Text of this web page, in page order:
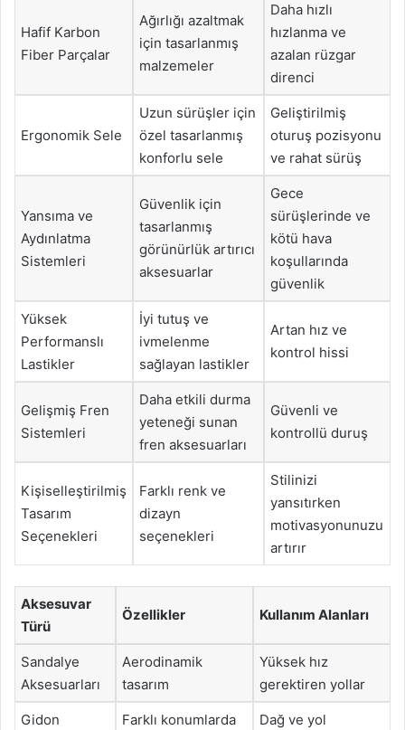
Hafif Karbon
Fiber Parçalar
Ağırlığı azaltmak
için tasarlanmış
malzemeler
Daha hızlı
hızlanma ve
azalan rüzgar
direnci
Ergonomik Sele
Uzun sürüşler için
özel tasarlanmış
konforlu sele
Geliştirilmiş
oturuş pozisyonu
ve rahat sürüş
Yansıma ve
Aydınlatma
Sistemleri
Güvenlik için
tasarlanmış
görünürlük artırıcı
aksesuarlar
Gece
sürüşlerinde ve
kötü hava
koşullarında
güvenlik
Yüksek
Performanslı
Lastikler
İyi tutuş ve
ivmelenme
sağlayan lastikler
Artan hız ve
kontrol hissi
Gelişmiş Fren
Sistemleri
Daha etkili durma
yeteneği sunan
fren aksesuarları
Güvenli ve
kontrollü duruş
Kişiselleştirilmiş
Tasarım
Seçenekleri
Farklı renk ve
dizayn
seçenekleri
Stilinizi
yansıtırken
motivasyonunuzu
artırır
Aksesuvar
Türü
Özellikler Kullanım Alanları
Sandalye
Aksesuarları
Aerodinamik
tasarım
Yüksek hız
gerektiren yollar
Gidon
Farklı konumlarda
Dağ ve yol